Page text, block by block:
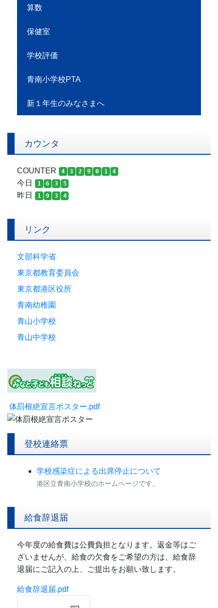
算数
保健室
学校評価
青南小学校PTA
新１年生のみなさまへ
カウンタ
COUNTER 4 3 2 9 0 1 4
今日 1 6 3 5
昨日 1 9 3 4
リンク
文部科学省
東京都教育委員会
東京都港区役所
青南幼稚園
青山小学校
青山中学校
体罰根絶宣言ポスター.pdf
登校連絡票
学校感染症による出席停止について
港区立青南小学校のホームページです。
給食辞退届
今年度の給食費は公費負担となります。返金等はご
ざいませんが、給食の欠食をご希望の方は、給食辞
退届にご記入の上、ご提出をお願い致します。
給食辞退届.pdf